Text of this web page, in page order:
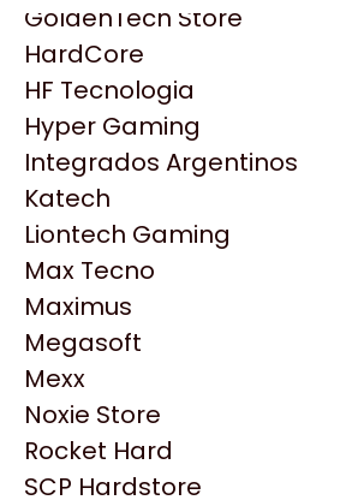
HP
HyperX
INNO3D
Intel
Kingston
Lenovo
Logitech
MSI
NVIDIA GeForce
NZXT
PNY
Palit
Philips
GoldenTech Store
HardCore
HF Tecnologia
Hyper Gaming
Integrados Argentinos
Katech
Liontech Gaming
Max Tecno
Maximus
Megasoft
Mexx
Noxie Store
Rocket Hard
SCP Hardstore
Productos
Similares
Explorá más productos similares